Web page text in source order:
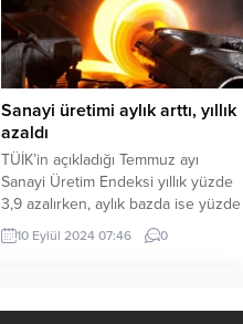
Bakanlık, söz konusu haberlerin
doğru olmadığını ve uygulamanın
ertelendiğini duyurdu. Bakanlık
tarafından yapılan yazılı açıklamada
şu ifadelere yer verildi:“Son
günlerde gündeme gelen, internet
üzerinden yapılan belirli
alışverişlerde ‘cayma hakkı’nın
kaldırıldığı yönündeki haberler...
Sanayi üretimi aylık arttı, yıllık
azaldı
TÜİK’in açıkladığı Temmuz ayı
Sanayi Üretim Endeksi yıllık yüzde
3,9 azalırken, aylık bazda ise yüzde
0,4 oranında artış kaydetti.
ANKARA (İGFA) – Türkiye İstatistik
açıkladı. Sanayinin alt sektörleri
10 Eylül 2024 07:46 0